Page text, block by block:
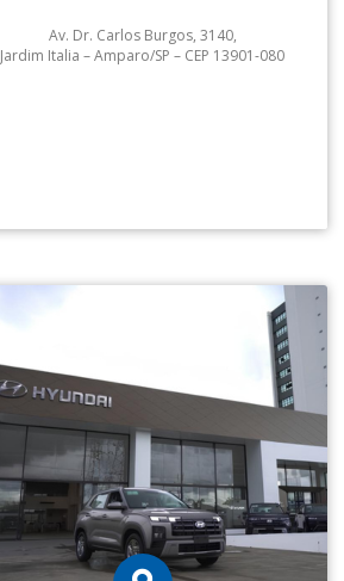
Av. Dr. Carlos Burgos, 3140,
Jardim Italia – Amparo/SP – CEP 13901-080